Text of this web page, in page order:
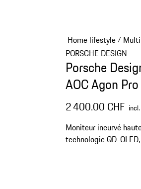
Home lifestyle/
PORSCHE DESIGN
Porsche
AOC Agon
2 400.00 CHF
Moniteur incurvé
technologie QD-